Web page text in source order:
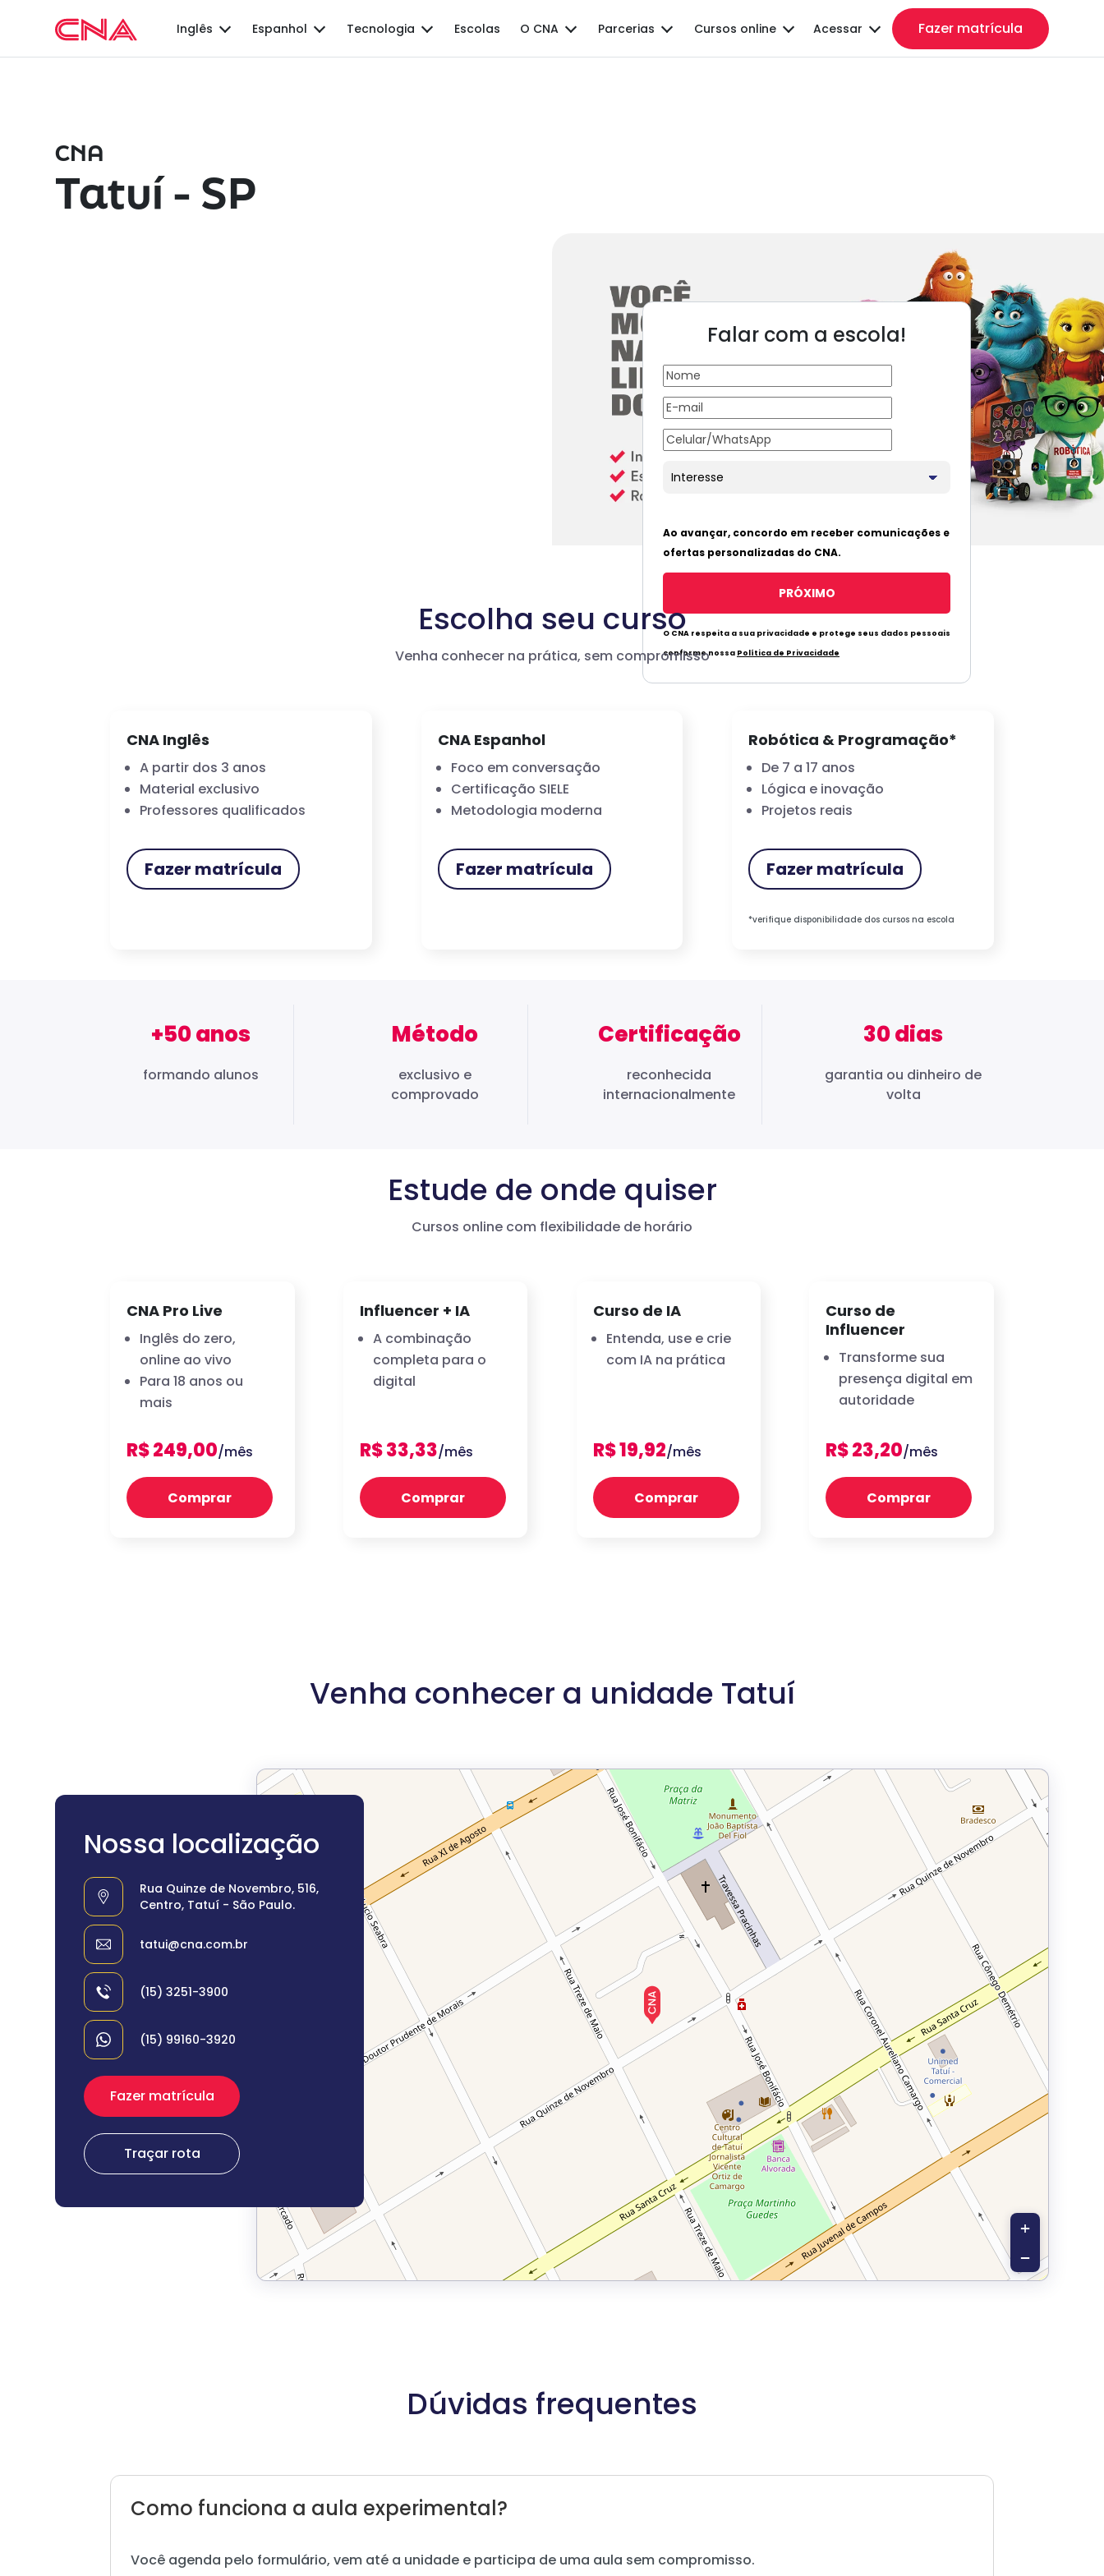
Inglês Espanhol Tecnologia Escolas O CNA Parcerias Cursos online Acessar Fazer matrícula
CNA
Tatuí - SP
Falar com a escola!
Escolha seu curso
Venha conhecer na prática, sem compromisso
CNA Inglês
A partir dos 3 anos
Material exclusivo
Professores qualificados
Fazer matrícula
CNA Espanhol
Foco em conversação
Certificação SIELE
Metodologia moderna
Fazer matrícula
Robótica & Programação*
De 7 a 17 anos
Lógica e inovação
Projetos reais
Fazer matrícula
*verifique disponibilidade dos cursos na escola
+50 anos
formando alunos
Método
exclusivo e
comprovado
Certificação
reconhecida
internacionalmente
30 dias
garantia ou dinheiro de
volta
Estude de onde quiser
Cursos online com flexibilidade de horário
CNA Pro Live
Inglês do zero,
online ao vivo
Para 18 anos ou
mais
R$ 249,00/mês
Comprar
Influencer + IA
A combinação
completa para o
digital
R$ 33,33/mês
Comprar
Curso de IA
Entenda, use e crie
com IA na prática
R$ 19,92/mês
Comprar
Curso de
Influencer
Transforme sua
presença digital em
autoridade
R$ 23,20/mês
Comprar
Venha conhecer a unidade Tatuí
Nossa localização
Rua Quinze de Novembro, 516,
Centro, Tatuí - São Paulo.
tatui@cna.com.br
(15) 3251-3900
(15) 99160-3920
Fazer matrícula
Traçar rota
+
−
Dúvidas frequentes
Como funciona a aula experimental?
Você agenda pelo formulário, vem até a unidade e participa de uma aula sem compromisso.